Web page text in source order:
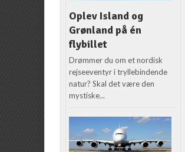
Oplev Island og
Grønland på én
flybillet
Drømmer du om et nordisk
rejseeventyr i tryllebindende
natur? Skal det være den
mystiske...